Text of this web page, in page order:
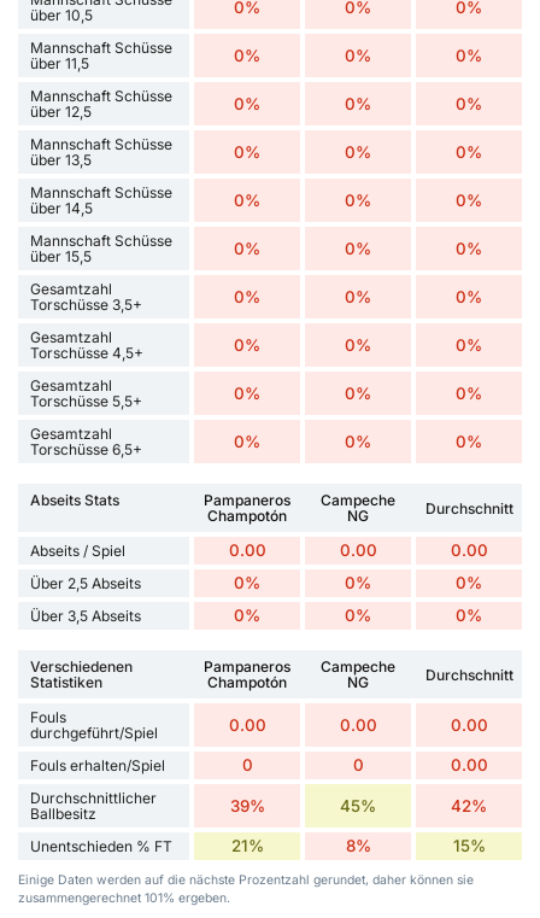
über 10,5
0% 0% 0%
Mannschaft Schüsse
über 11,5
0% 0% 0%
Mannschaft Schüsse
über 12,5
0% 0% 0%
Mannschaft Schüsse
über 13,5
0% 0% 0%
Mannschaft Schüsse
über 14,5
0% 0% 0%
Mannschaft Schüsse
über 15,5
0% 0% 0%
Gesamtzahl
Torschüsse 3,5+
0% 0% 0%
Gesamtzahl
Torschüsse 4,5+
0% 0% 0%
Gesamtzahl
Torschüsse 5,5+
0% 0% 0%
Gesamtzahl
Torschüsse 6,5+
0% 0% 0%
Abseits Stats
Pampaneros
Champotón
Campeche
NG
Durchschnitt
Abseits / Spiel 0.00 0.00 0.00
Über 2,5 Abseits 0% 0% 0%
Über 3,5 Abseits 0% 0% 0%
Verschiedenen
Statistiken
Pampaneros
Champotón
Campeche
NG
Durchschnitt
Fouls
durchgeführt/Spiel
0.00 0.00 0.00
Fouls erhalten/Spiel 0 0 0.00
Durchschnittlicher
Ballbesitz
39% 45% 42%
Unentschieden % FT 21% 8% 15%
Einige Daten werden auf die nächste Prozentzahl gerundet, daher können sie
zusammengerechnet 101% ergeben.